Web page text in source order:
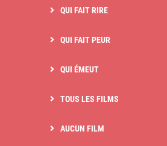
QUI FAIT RIRE
QUI FAIT PEUR
QUI ÉMEUT
TOUS LES FILMS
AUCUN FILM